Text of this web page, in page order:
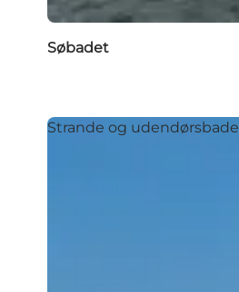
Søbadet
Strande og udendørsbade